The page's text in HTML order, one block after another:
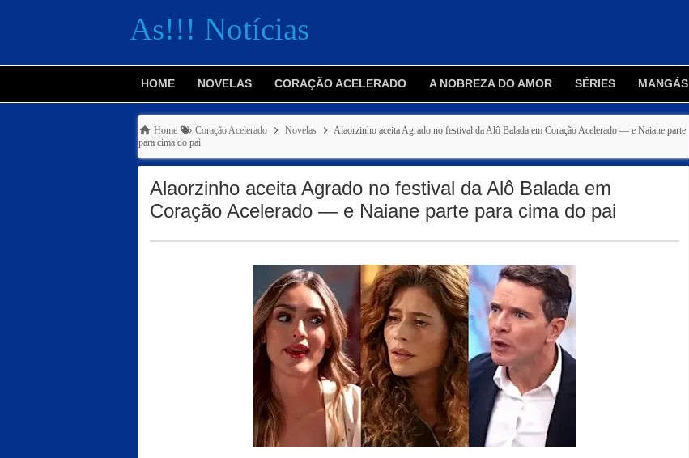
As!!! Notícias
HOME NOVELAS CORAÇÃO ACELERADO A NOBREZA DO AMOR SÉRIES MANGÁS
Home Coração Acelerado Novelas
Alaorzinho aceita Agrado no festival da Alô Balada em Coração Acelerado — e Naiane parte
para cima do pai
Alaorzinho aceita Agrado no festival da Alô Balada em
Coração Acelerado — e Naiane parte para cima do pai